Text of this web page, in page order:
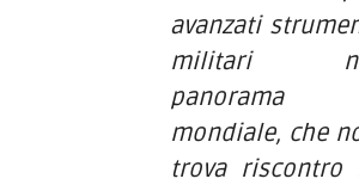
avanzati
militari
panorama
mondiale, che
trova riscontro